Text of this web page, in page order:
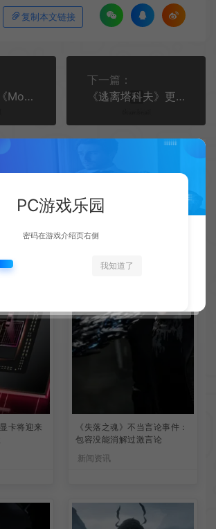
复制本文链接
3D动作游戏《Moon Keys》Steam抢先体验开启 暂无中文
下一篇：
《逃离塔科夫》更新版优化BOT智能并升级PVP模式
卡将迎来
《失落之魂》不当言论事件：
包容没能消解过激言论
新闻资讯
PC游戏乐园
密码在游戏介绍页右侧
我知道了